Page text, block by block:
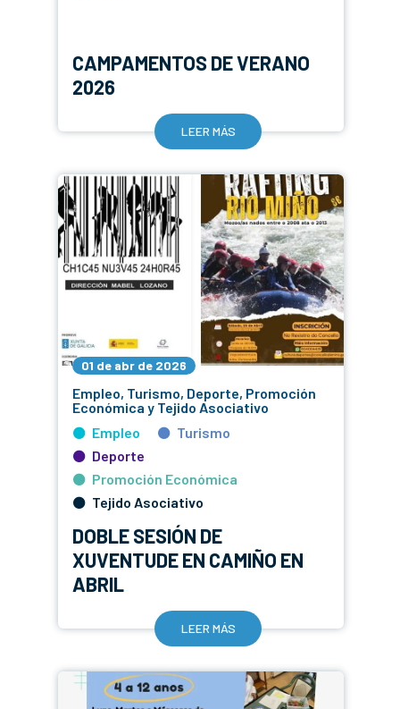
CAMPAMENTOS DE VERANO
2026
LEER MÁS
01 de abr de 2026
Empleo, Turismo, Deporte, Promoción
Económica y Tejido Asociativo
Empleo
Turismo
Deporte
Promoción Económica
Tejido Asociativo
DOBLE SESIÓN DE
XUVENTUDE EN CAMIÑO EN
ABRIL
LEER MÁS